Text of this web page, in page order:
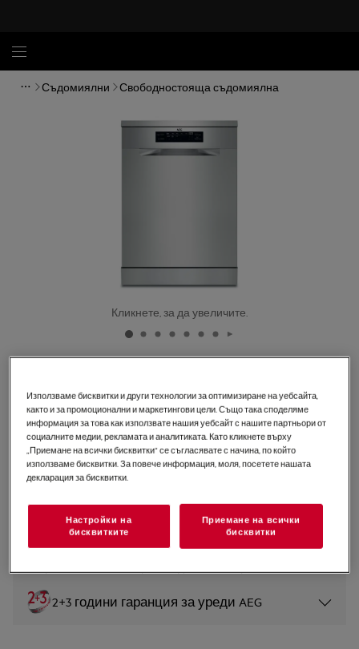
Съдомиялни Свободностояща съдомиялна
Кликнете, за да увеличите.
Съдомиялна 6000 SatelliteClean
60 cm
5 (17)
Продуктов информационен лист
Инструкциите за безопасност и предупрежденията за
безопасност съгласно регламент на ЕС 2023/988 са
изброени в глава 1 и 2 на ръководството за
2+3 години гаранция за уреди AEG
Използваме бисквитки и други технологии за оптимизиране на уебсайта,
както и за промоционални и маркетингови цели. Също така споделяме
информация за това как използвате нашия уебсайт с нашите партньори от
социалните медии, рекламата и аналитиката. Като кликнете върху
„Приемане на всички бисквитки“ се съгласявате с начина, по който
използваме бисквитки. За повече информация, моля, посетете нашата
декларация за бисквитки.
Настройки на
бисквитките
Приемане на всички
бисквитки